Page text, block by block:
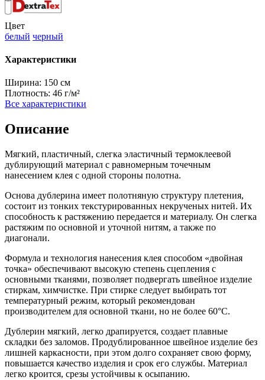
Цвет
белый черный
Характеристики
Ширина: 150 см
Плотность: 46 г/м²
Все характеристики
Описание
Мягкий, пластичный, слегка эластичный термоклеевой
дублирующий материал с равномерным точечным
нанесением клея с одной стороны полотна.
Основа дублерина имеет полотняную структуру плетения,
состоит из тонких текстурированных некрученых нитей. Их
способность к растяжению передается и материалу. Он слегка
растяжим по основной и уточной нитям, а также по
диагонали.
Формула и технология нанесения клея способом «двойная
точка» обеспечивают высокую степень сцепления с
основными тканями, позволяет подвергать швейное изделие
стиркам, химчистке. При стирке следует выбирать тот
температурный режим, который рекомендован
производителем для основной ткани, но не более 60°С.
Дублерин мягкий, легко драпируется, создает плавные
складки без заломов. Продублированное швейное изделие без
лишней каркасности, при этом долго сохраняет свою форму,
повышается качество изделия и срок его службы. Материал
легко кроится, срезы устойчивы к осыпанию.